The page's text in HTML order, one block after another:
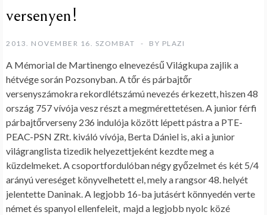
versenyen!
2013. NOVEMBER 16. SZOMBAT BY PLAZI
A Mémorial de Martinengo elnevezésű Világkupa zajlik a
hétvége során Pozsonyban. A tőr és párbajtőr
versenyszámokra rekordlétszámú nevezés érkezett, hiszen 48
ország 757 vívója vesz részt a megmérettetésen. A junior férfi
párbajtőrverseny 236 indulója között lépett pástra a PTE-
PEAC-PSN ZRt. kiváló vívója, Berta Dániel is, aki a junior
világranglista tizedik helyezettjeként kezdte meg a
küzdelmeket. A csoportfordulóban négy győzelmet és két 5/4
arányú vereséget könyvelhetett el, mely a rangsor 48. helyét
jelentette Daninak. A legjobb 16-ba jutásért könnyedén verte
német és spanyol ellenfeleit, majd a legjobb nyolc közé